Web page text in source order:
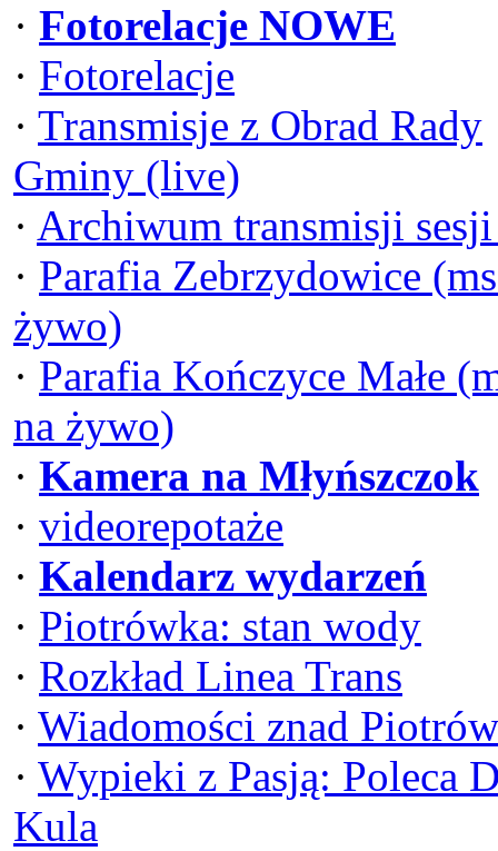
· Fotorelacje NOWE
· Fotorelacje
· Transmisje z Obrad Rady
Gminy (live)
· Archiwum transmisji
· Parafia Zebrzydowice
żywo)
· Parafia Kończyce Małe
na żywo)
· Kamera na Młyńszczok
· videorepotaże
· Kalendarz wydarzeń
· Piotrówka: stan wody
· Rozkład Linea Trans
· Wiadomości znad
· Wypieki z Pasją: Poleca
Kula